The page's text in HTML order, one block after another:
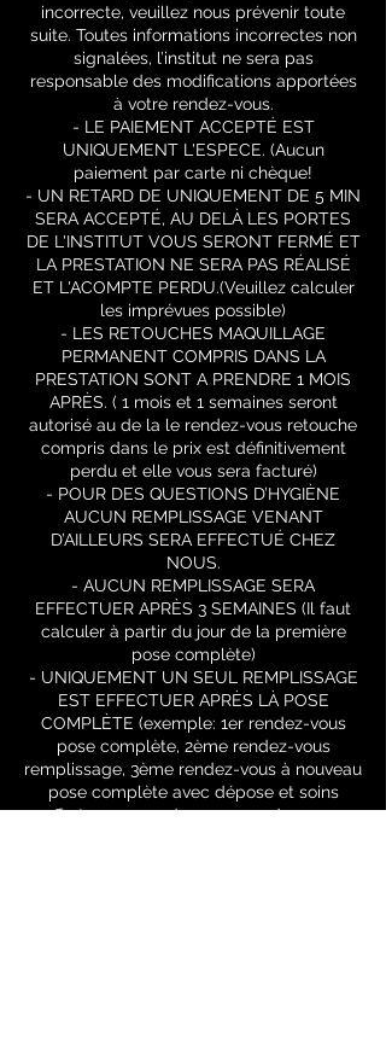
incorrecte, veuillez nous prévenir toute
suite. Toutes informations incorrectes non
signalées, l’institut ne sera pas
responsable des modifications apportées
à votre rendez-vous.
- LE PAIEMENT ACCEPTÉ EST
UNIQUEMENT L'ESPECE. (Aucun
paiement par carte ni chèque!
- UN RETARD DE UNIQUEMENT DE 5 MIN
SERA ACCEPTÉ, AU DELÀ LES PORTES
DE L'INSTITUT VOUS SERONT FERMÉ ET
LA PRESTATION NE SERA PAS RÉALISÉ
ET L'ACOMPTE PERDU.(Veuillez calculer
les imprévues possible)
- LES RETOUCHES MAQUILLAGE
PERMANENT COMPRIS DANS LA
PRESTATION SONT A PRENDRE 1 MOIS
APRÈS. ( 1 mois et 1 semaines seront
autorisé au de la le rendez-vous retouche
compris dans le prix est définitivement
perdu et elle vous sera facturé)
- POUR DES QUESTIONS D’HYGIÈNE
AUCUN REMPLISSAGE VENANT
D’AILLEURS SERA EFFECTUÉ CHEZ
NOUS.
- AUCUN REMPLISSAGE SERA
EFFECTUER APRÈS 3 SEMAINES (Il faut
calculer à partir du jour de la première
pose complète)
- UNIQUEMENT UN SEUL REMPLISSAGE
EST EFFECTUER APRÈS LÀ POSE
COMPLÈTE (exemple: 1er rendez-vous
pose complète, 2ème rendez-vous
remplissage, 3ème rendez-vous à nouveau
pose complète avec dépose et soins
offert, 4eme rendez-vous rendez-vous